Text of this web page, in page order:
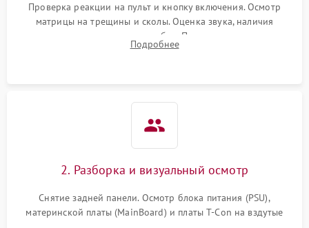
Проверка реакции на пульт и кнопку включения. Осмотр
матрицы на трещины и сколы. Оценка звука, наличия
подсветки и индикаторов ошибок. Подключение тестовых
источников сигнала для выявления симптомов поломки.
Подробнее
2. Разборка и визуальный осмотр
Снятие задней панели. Осмотр блока питания (PSU),
материнской платы (MainBoard) и платы T-Con на вздутые